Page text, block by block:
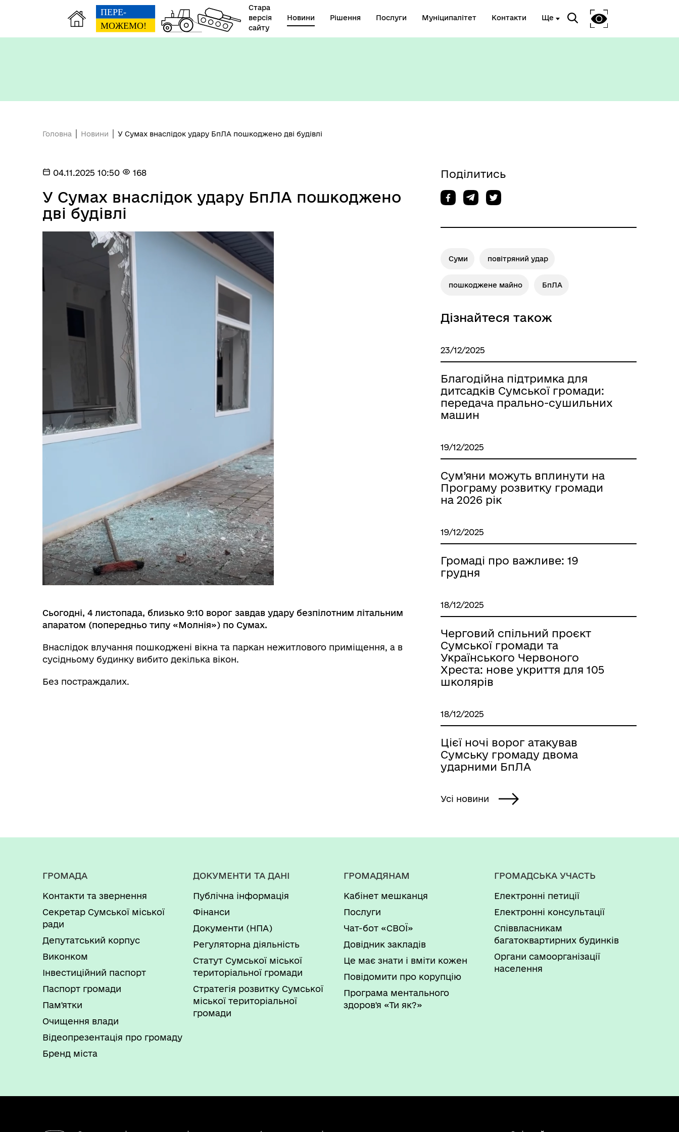
Стара
версія
сайту
Новини Рішення Послуги Муніципалітет Контакти Ще
Символіка міста Суми
Бізнесу
Головна Новини У Сумах внаслідок удару БпЛА пошкоджено дві будівлі
04.11.2025 10:50 168
У Сумах внаслідок удару БпЛА пошкоджено
дві будівлі
Сьогодні, 4 листопада, близько 9:10 ворог завдав удару безпілотним літальним
апаратом (попередньо типу «Молнія») по Сумах.
Внаслідок влучання пошкоджені вікна та паркан нежитлового приміщення, а в
сусідньому будинку вибито декілька вікон.
Без постраждалих.
Поділитись
Суми повітряний удар
пошкоджене майно БпЛА
Дізнайтеся також
23/12/2025
Благодійна підтримка для
дитсадків Сумської громади:
передача прально-сушильних
машин
19/12/2025
Сум’яни можуть вплинути на
Програму розвитку громади
на 2026 рік
19/12/2025
Громаді про важливе: 19
грудня
18/12/2025
Черговий спільний проєкт
Сумської громади та
Українського Червоного
Хреста: нове укриття для 105
школярів
18/12/2025
Цієї ночі ворог атакував
Сумську громаду двома
ударними БпЛА
Усі новини
ГРОМАДА
Контакти та звернення
Секретар Сумської міської
ради
Депутатський корпус
Виконком
Інвестиційний паспорт
Паспорт громади
Пам'ятки
Очищення влади
Відеопрезентація про громаду
Бренд міста
ДОКУМЕНТИ ТА ДАНІ
Публічна інформація
Фінанси
Документи (НПА)
Регуляторна діяльність
Статут Сумської міської
територіальної громади
Стратегія розвитку Сумської
міської територіальної
громади
ГРОМАДЯНАМ
Кабінет мешканця
Послуги
Чат-бот «СВОЇ»
Довідник закладів
Це має знати і вміти кожен
Повідомити про корупцію
Програма ментального
здоров'я «Ти як?»
ГРОМАДСЬКА УЧАСТЬ
Електронні петиції
Електронні консультації
Співвласникам
багатоквартирних будинків
Органи самоорганізації
населення